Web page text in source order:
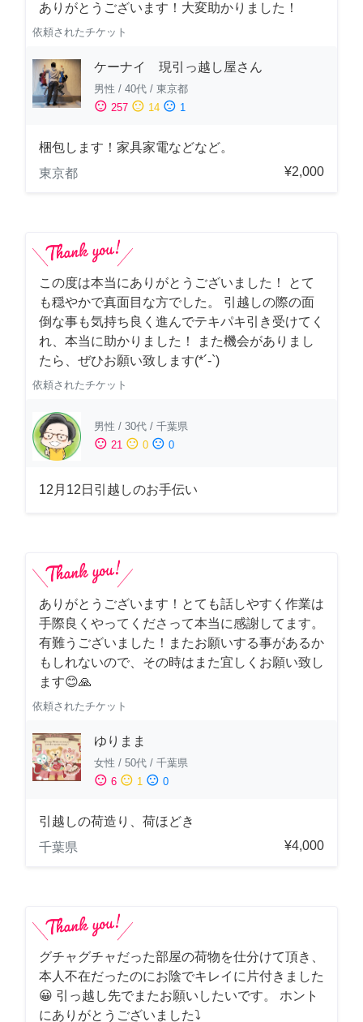
ありがとうございます！大変助かりました！
依頼されたチケット
ケーナイ 現引っ越し屋さん
男性 / 40代 / 東京都
sentiment_satisfied 257 sentiment_neutral 14 sentiment_dissatisfied 1
梱包します！家具家電などなど。
東京都
¥2,000
この度は本当にありがとうございました！ とて
も穏やかで真面目な方でした。 引越しの際の面
倒な事も気持ち良く進んでテキパキ引き受けてく
れ、本当に助かりました！ また機会がありまし
たら、ぜひお願い致します(*´-`)
依頼されたチケット
男性 / 30代 / 千葉県
sentiment_satisfied 21 sentiment_neutral 0 sentiment_dissatisfied 0
12月12日引越しのお手伝い
ありがとうございます！とても話しやすく作業は
手際良くやってくださって本当に感謝してます。
有難うございました！またお願いする事があるか
もしれないので、その時はまた宜しくお願い致し
ます😊🙏
依頼されたチケット
ゆりまま
女性 / 50代 / 千葉県
sentiment_satisfied 6 sentiment_neutral 1 sentiment_dissatisfied 0
引越しの荷造り、荷ほどき
千葉県
¥4,000
グチャグチャだった部屋の荷物を仕分けて頂き、
本人不在だったのにお陰でキレイに片付きました
😀 引っ越し先でまたお願いしたいです。 ホント
にありがとうございました⤵